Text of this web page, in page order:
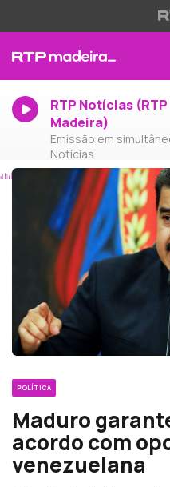
RTP Notícias (RTP
Madeira)
Emissão em
Notícias
POLÍTICA
Maduro
acordo com
venezuelana